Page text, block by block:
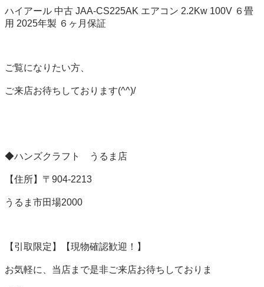
ハイアール 中古 JAA-CS225AK エアコン 2.2Kw 100V ６畳
用 2025年製 ６ヶ月保証
ご覧になりたい方、
ご来店お待ちしております(^^)/
◆ハンズクラフト　うるま店
【住所】〒904-2213
うるま市田場2000
【引取限定】【現物確認歓迎！】
お気軽に、当店まで是非ご来店お待ちしておりま